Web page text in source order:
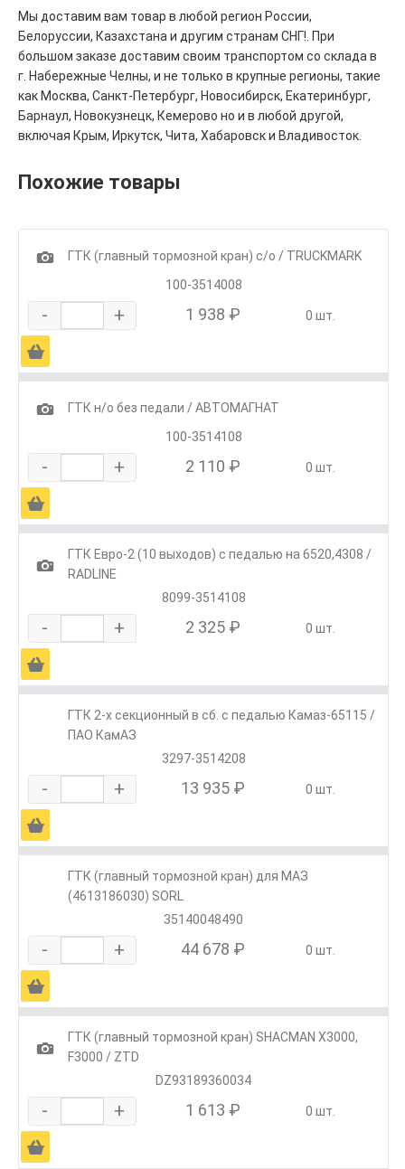
Мы доставим вам товар в любой регион России,
Белоруссии, Казахстана и другим странам СНГ!. При
большом заказе доставим своим транспортом со склада в
г. Набережные Челны, и не только в крупные регионы, такие
как Москва, Санкт-Петербург, Новосибирск, Екатеринбург,
Барнаул, Новокузнецк, Кемерово но и в любой другой,
включая Крым, Иркутск, Чита, Хабаровск и Владивосток.
Похожие товары
1
ГТК (главный тормозной кран) с/о / TRUCKMARK
100-3514008
- + 1 938 ₽ 0 шт.
Ä
1
ГТК н/о без педали / АВТОМАГНАТ
100-3514108
- + 2 110 ₽ 0 шт.
Ä
1
ГТК Евро-2 (10 выходов) с педалью на 6520,4308 /
RADLINE
8099-3514108
- + 2 325 ₽ 0 шт.
Ä
ГТК 2-х секционный в сб. с педалью Камаз-65115 /
ПАО КамАЗ
3297-3514208
- + 13 935 ₽ 0 шт.
Ä
ГТК (главный тормозной кран) для МАЗ
(4613186030) SORL
35140048490
- + 44 678 ₽ 0 шт.
Ä
1
ГТК (главный тормозной кран) SHACMAN X3000,
F3000 / ZTD
DZ93189360034
- + 1 613 ₽ 0 шт.
Ä